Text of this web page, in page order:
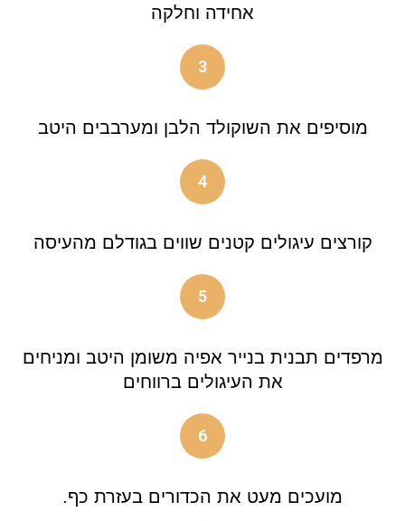
אחידה וחלקה
3
מוסיפים את השוקולד הלבן ומערבבים היטב
4
קורצים עיגולים קטנים שווים בגודלם מהעיסה
5
מרפדים תבנית בנייר אפיה משומן היטב ומניחים
את העיגולים ברווחים
6
מועכים מעט את הכדורים בעזרת כף.